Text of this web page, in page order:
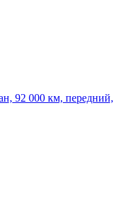
92 000 км, передний,